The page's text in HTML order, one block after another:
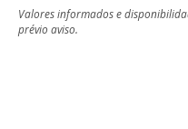
Valores informados e
prévio aviso.